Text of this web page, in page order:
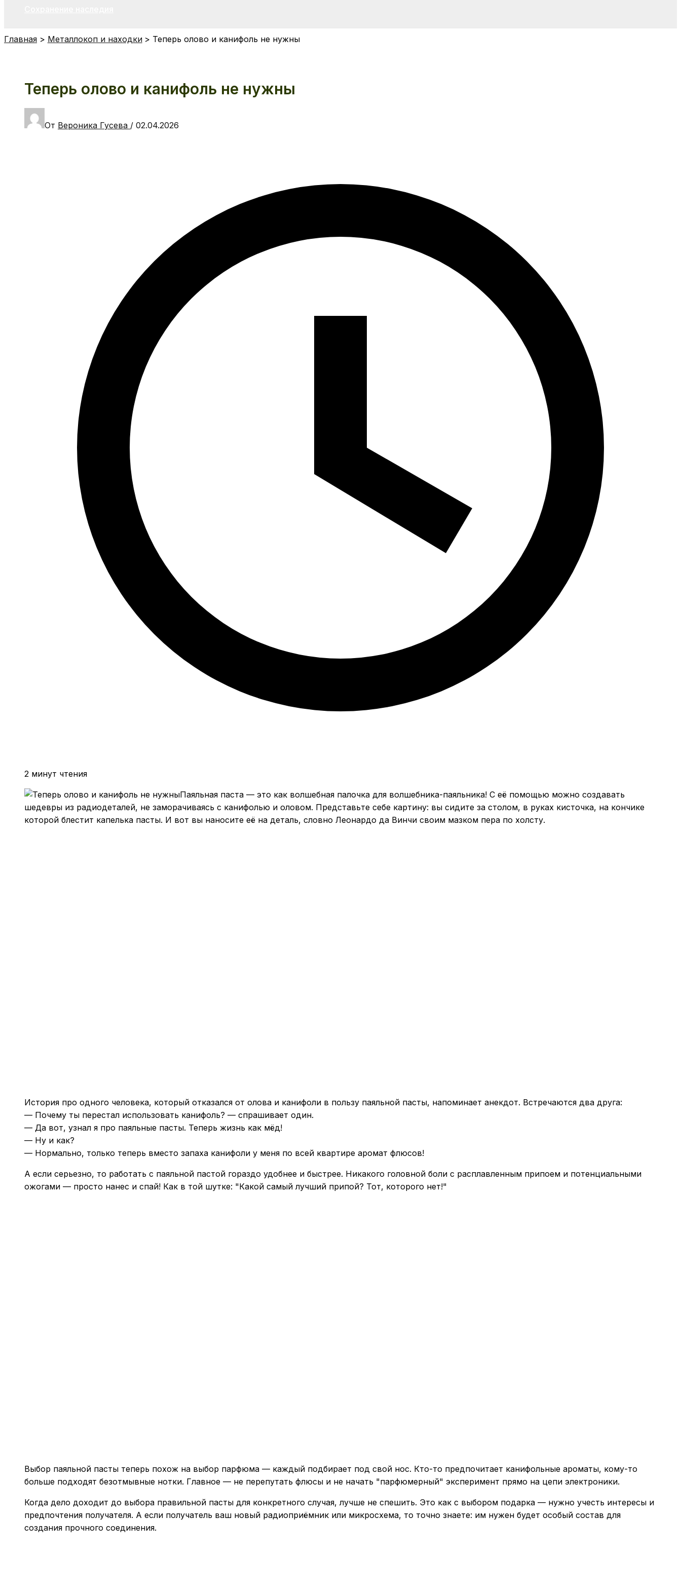
Главная Металлокоп и находки Теперь олово и канифоль не нужны
Теперь олово и канифоль не нужны
От Вероника Гусева / 02.04.2026
2 минут чтения
Паяльная паста — это как волшебная палочка для волшебника-паяльника! С её помощью можно создавать
шедевры из радиодеталей, не заморачиваясь с канифолью и оловом. Представьте себе картину: вы сидите за столом, в руках кисточка, на кончике
которой блестит капелька пасты. И вот вы наносите её на деталь, словно Леонардо да Винчи своим мазком пера по холсту.
История про одного человека, который отказался от олова и канифоли в пользу паяльной пасты, напоминает анекдот. Встречаются два друга:
— Почему ты перестал использовать канифоль? — спрашивает один.
— Да вот, узнал я про паяльные пасты. Теперь жизнь как мёд!
— Ну и как?
— Нормально, только теперь вместо запаха канифоли у меня по всей квартире аромат флюсов!
А если серьезно, то работать с паяльной пастой гораздо удобнее и быстрее. Никакого головной боли с расплавленным припоем и потенциальными
ожогами — просто нанес и спай! Как в той шутке: "Какой самый лучший припой? Тот, которого нет!"
Выбор паяльной пасты теперь похож на выбор парфюма — каждый подбирает под свой нос. Кто-то предпочитает канифольные ароматы, кому-то
больше подходят безотмывные нотки. Главное — не перепутать флюсы и не начать "парфюмерный" эксперимент прямо на цепи электроники.
Когда дело доходит до выбора правильной пасты для конкретного случая, лучше не спешить. Это как с выбором подарка — нужно учесть интересы и
предпочтения получателя. А если получатель ваш новый радиоприёмник или микросхема, то точно знаете: им нужен будет особый состав для
создания прочного соединения.